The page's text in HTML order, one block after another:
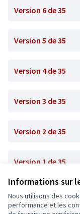
Informations sur
Nous utilisons des
performance et les
Version 6 de 35
Version 5 de 35
Version 4 de 35
Version 3 de 35
Version 2 de 35
Version 1 de 35
Conditions d'utilisation
Paramètres des